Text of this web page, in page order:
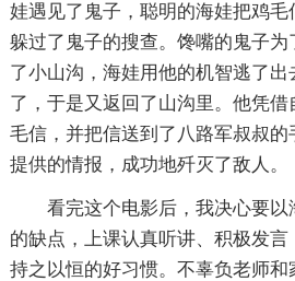
娃遇见了鬼子，聪明的海娃把鸡
躲过了鬼子的搜查。馋嘴的鬼子为
了小山沟，海娃用他的机智逃了
了，于是又返回了山沟里。他凭
毛信，并把信送到了八路军叔叔的
提供的情报，成功地歼灭了敌人。
看完这个电影后，我决心要
的缺点，上课认真听讲、积极发
持之以恒的好习惯。不辜负老师